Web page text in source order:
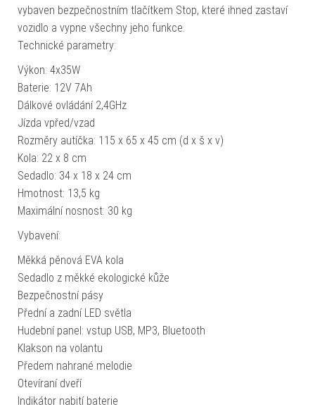
vybaven bezpečnostním tlačítkem Stop, které ihned zastaví
vozidlo a vypne všechny jeho funkce.
Technické parametry:
Výkon: 4x35W
Baterie: 12V 7Ah
Dálkové ovládání 2,4GHz
Jízda vpřed/vzad
Rozměry autíčka: 115 x 65 x 45 cm (d x š x v)
Kola: 22 x 8 cm
Sedadlo: 34 x 18 x 24 cm
Hmotnost: 13,5 kg
Maximální nosnost: 30 kg
Vybavení:
Měkká pěnová EVA kola
Sedadlo z měkké ekologické kůže
Bezpečnostní pásy
Přední a zadní LED světla
Hudební panel: vstup USB, MP3, Bluetooth
Klakson na volantu
Předem nahrané melodie
Otevíraní dveří
Indikátor nabití baterie